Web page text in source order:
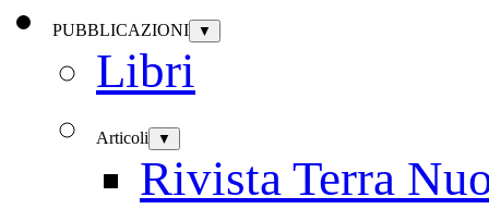
PUBBLICAZIONI ▼
Libri
Articoli ▼
Rivista Terra